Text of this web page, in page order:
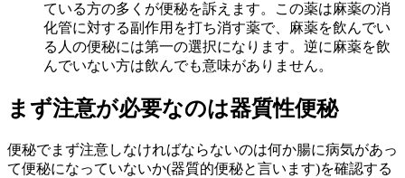
ている方の多くが便秘を訴えます。この薬は麻薬の消
化管に対する副作用を打ち消す薬で、麻薬を飲んでい
る人の便秘には第一の選択になります。逆に麻薬を飲
んでいない方は飲んでも意味がありません。
まず注意が必要なのは器質性便秘
便秘でまず注意しなければならないのは何か腸に病気があっ
て便秘になっていないか(器質的便秘と言います)を確認する